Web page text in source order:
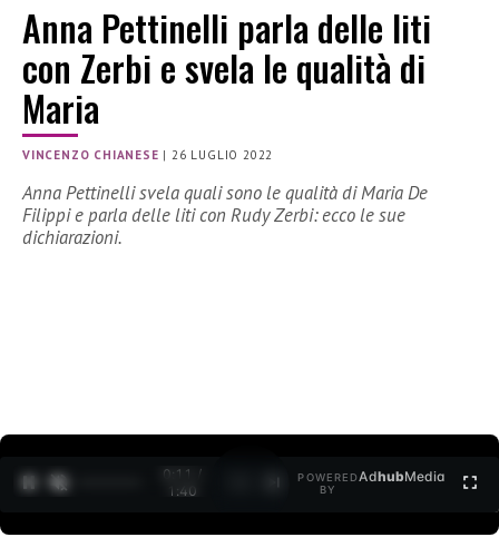
Anna Pettinelli parla delle liti
con Zerbi e svela le qualità di
Maria
VINCENZO CHIANESE |26 LUGLIO 2022
Anna Pettinelli svela quali sono le qualità di Maria De
Filippi e parla delle liti con Rudy Zerbi: ecco le sue
dichiarazioni.
0:11 /
1:40
POWERED
BY
AdhubMedia